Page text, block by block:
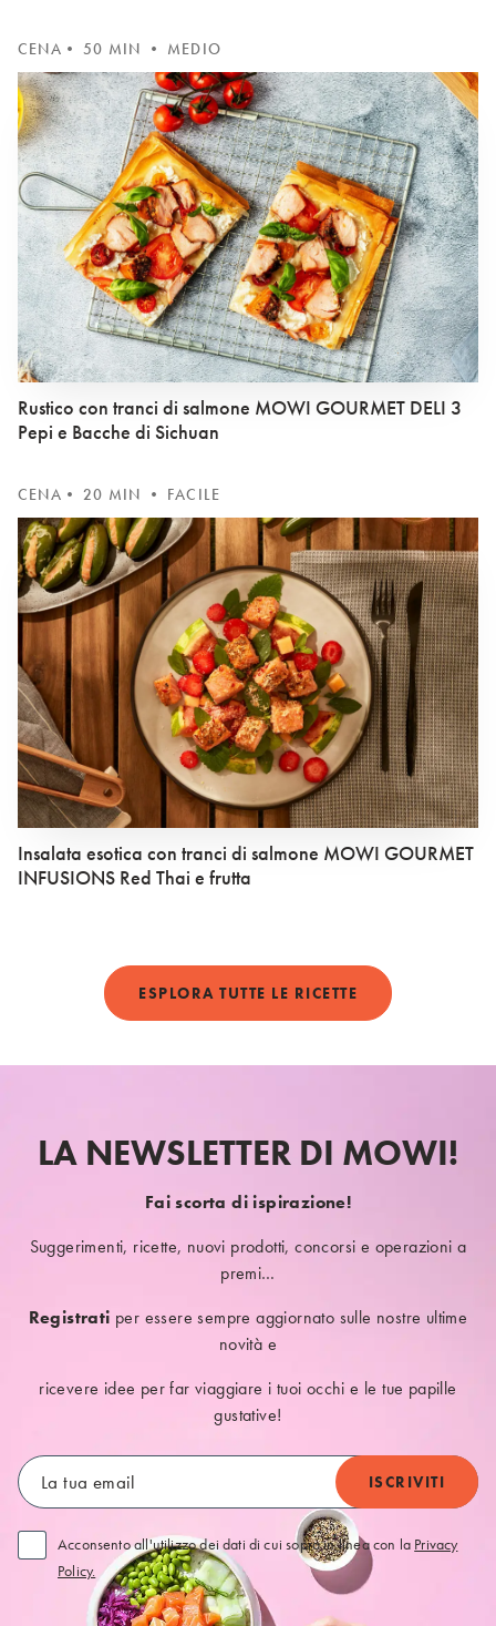
CENA • 50 MIN • MEDIO
Rustico con tranci di salmone MOWI GOURMET DELI 3
Pepi e Bacche di Sichuan
CENA • 20 MIN • FACILE
Insalata esotica con tranci di salmone MOWI GOURMET
INFUSIONS Red Thai e frutta
ESPLORA TUTTE LE RICETTE
LA NEWSLETTER DI MOWI!
Fai scorta di ispirazione!
Suggerimenti, ricette, nuovi prodotti, concorsi e operazioni a
premi…
Registrati per essere sempre aggiornato sulle nostre ultime
novità e
ricevere idee per far viaggiare i tuoi occhi e le tue papille
gustative!
Acconsento all'utilizzo dei dati di cui sopra in linea con la Privacy
Policy.